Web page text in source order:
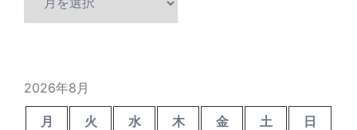
2026年8月
月 火 水 木 金 土
日